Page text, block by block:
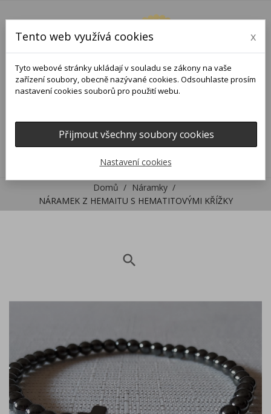
Domů
Náramky
NÁRAMEK Z HEMAITU S HEMATITOVÝMI KŘÍŽKY
search
Tento web využívá cookies x
Tyto webové stránky ukládají v souladu se zákony na vaše
zařízení soubory, obecně nazývané cookies. Odsouhlaste prosím
nastavení cookies souborů pro použití webu.
Přijmout všechny soubory cookies
Nastavení cookies